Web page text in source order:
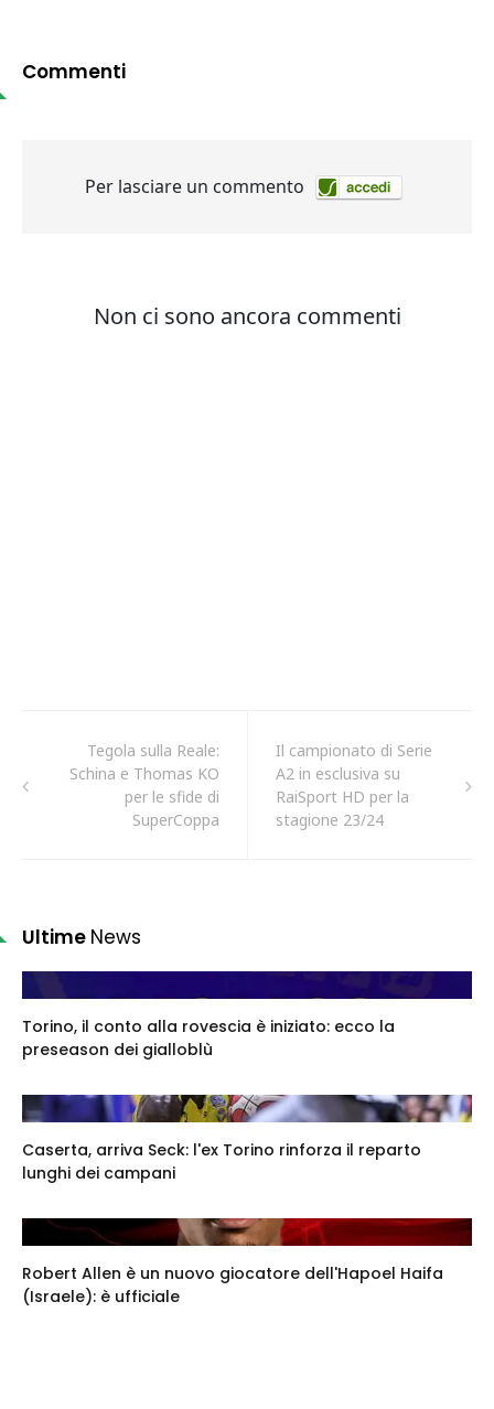
Commenti
Tegola sulla Reale:
Schina e Thomas KO
per le sfide di
SuperCoppa
Il campionato di Serie
A2 in esclusiva su
RaiSport HD per la
stagione 23/24
Ultime News
Torino, il conto alla rovescia è iniziato: ecco la
preseason dei gialloblù
Caserta, arriva Seck: l'ex Torino rinforza il reparto
lunghi dei campani
Robert Allen è un nuovo giocatore dell'Hapoel Haifa
(Israele): è ufficiale